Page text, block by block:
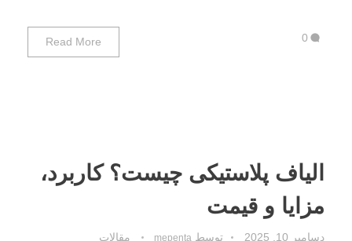
Read More 0
الیاف پلاستیکی چیست؟ کاربرد،
مزایا و قیمت
دسامبر 10, 2025 توسط mepenta مقالات